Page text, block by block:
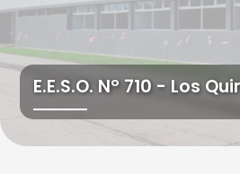
Edificio CEIBA - Casilda